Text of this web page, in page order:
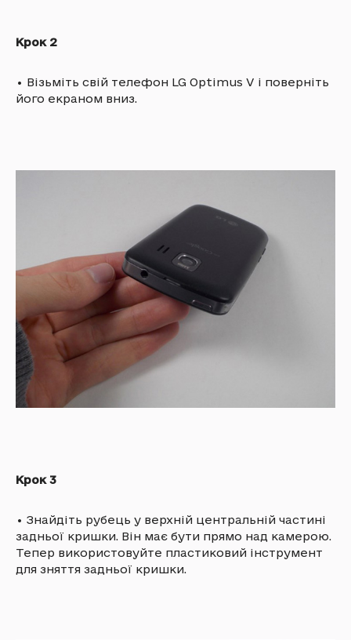
Крок 2
• Візьміть свій телефон LG Optimus V і поверніть
його екраном вниз.
Крок 3
• Знайдіть рубець у верхній центральній частині
задньої кришки. Він має бути прямо над камерою.
Тепер використовуйте пластиковий інструмент
для зняття задньої кришки.